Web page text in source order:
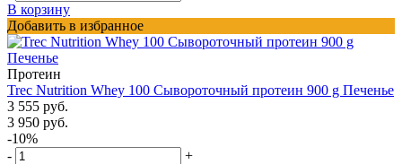
В корзину
Добавить в избранное
Протеин
Trec Nutrition Whey 100 Сывороточный протеин 900 g Печенье
3 555 руб.
3 950 руб.
-10%
-
+